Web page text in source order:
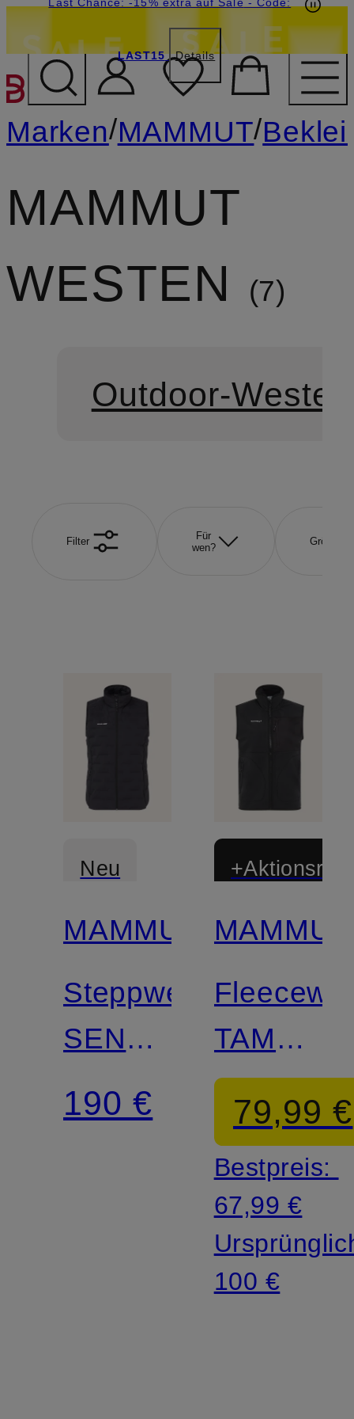
ZUM HAUPTINHALT
LAST15 Details
Marken/MAMMUT/
MAMMUT
WESTEN
7
Outdoor-Westen
Filter
Für
wen?
Größe
Neu
Zertifiziert
MAMMUT
Steppweste
SENDER
IN
190 €
Zertifiziert
MAMMUT
TAMARO
ML
79,99 €
Bestpreis:
67,99 €
100 €